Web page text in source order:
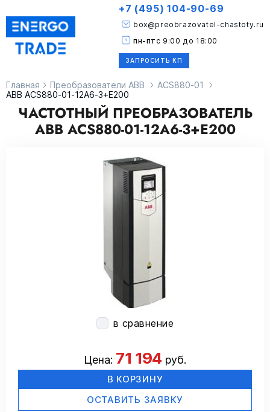
ЗАПРОСИТЬ КП
box@preobrazovatel-chastoty.ru
+7 (495) 104-90-69
пн-пт с 9:00 до 18:00
Главная Преобразователи ABB
ACS880-01
ABB ACS880-01-12A6-3+E200
ЧАСТОТНЫЙ ПРЕОБРАЗОВАТЕЛЬ
ABB ACS880-01-12A6-3+E200
в сравнение
Цена: 71 194 руб.
В КОРЗИНУ
ОСТАВИТЬ ЗАЯВКУ